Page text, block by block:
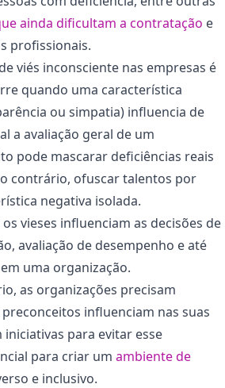
ainda dificultam a contratação e
profissionais.
viés inconsciente nas empresas é
quando uma característica
ou simpatia) influencia de
a avaliação geral de um
pode mascarar deficiências reais
contrário, ofuscar talentos por
negativa isolada.
vieses influenciam as decisões de
avaliação de desempenho e até
uma organização.
as organizações precisam
influenciam nas suas
iniciativas para evitar esse
para criar um ambiente de
e inclusivo.